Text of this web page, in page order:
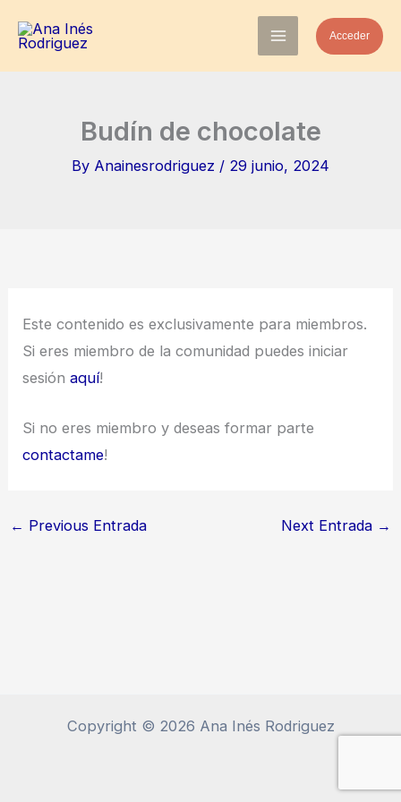
Acceder
Budín de chocolate
By Anainesrodriguez / 29 junio, 2024
Este contenido es exclusivamente para miembros.
Si eres miembro de la comunidad puedes iniciar
sesiónaquí!
Si no eres miembro y deseas formar parte
contactame!
← Previous Entrada Next Entrada →
Copyright © 2026 Ana Inés Rodriguez